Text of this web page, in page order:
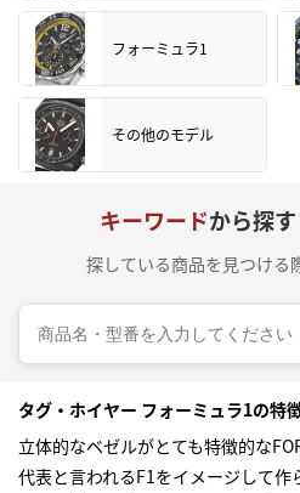
フォーミュラ1
その他のモデル
キーワードから探
探している商品を見つける
タグ・ホイヤー フォーミュラ1の特
立体的なベゼルがとても特徴的な
代表と言われるF1をイメージして